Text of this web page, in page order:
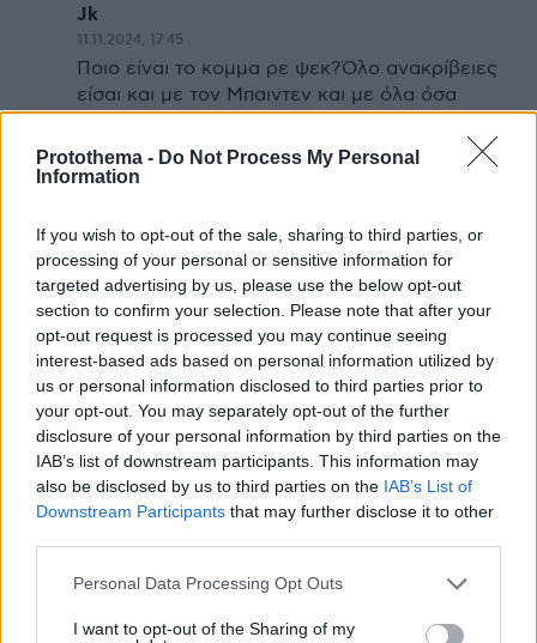
Protothema - Do Not Process My Personal
Information
If you wish to opt-out of the sale, sharing to third parties, or
processing of your personal or sensitive information for
targeted advertising by us, please use the below opt-out
section to confirm your selection. Please note that after your
opt-out request is processed you may continue seeing
interest-based ads based on personal information utilized by
us or personal information disclosed to third parties prior to
your opt-out. You may separately opt-out of the further
disclosure of your personal information by third parties on the
IAB’s list of downstream participants. This information may
also be disclosed by us to third parties on the IAB’s List of
Downstream Participants that may further disclose it to other
Please note that this website/app uses one or more Google
not limited to your visit or usage behaviour. You may click to
Personal Data Processing Opt Outs
I want to opt-out of the Sharing of my
Jk
11.11.2024, 17:45
Ποιο είναι το κομμα ρε ψεκ?Όλο ανακρίβειες
είσαι και με τον Μπαιντεν και με όλα όσα
γράφεις.Αιντα λασπολογοι .
ΑΠΑΝΤΗΣΗ
ANNA
11.11.2024, 14:33
ΠΑΝΤΑ ΓΚΑΦΕΣ ΚΑΤΑΛΑΘΟΣ ΚΑΙ ΕΣΕΙΣ ΝΑ ΤΟ
ΣΤΗΡΙΖΕΤΕ.ΣΕ ΜΙΑ ΕΣΤΩ ΜΙΑ ΧΡΙΣΤΙΑΝΙΚΗ ΣΕΛΙΔΑ
ΔΕΝ ΕΓΙΝΕ ΓΚΑΦΑ ΠΟΤΕ.
ΑΠΑΝΤΗΣΗ
εγω
11.11.2024, 15:37
ΤΑ λαθη εγιναν στην μονη αββακουμ και
εσφιγμενου ατιστοιχα με μικρα αγορακια και τα
παπαδιαρια αναμεταξυτονε..αμην!
ααα